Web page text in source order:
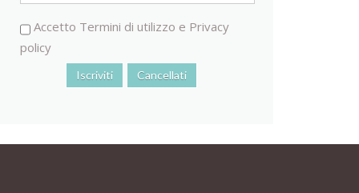
Accetto Termini di utilizzo e Privacy
policy